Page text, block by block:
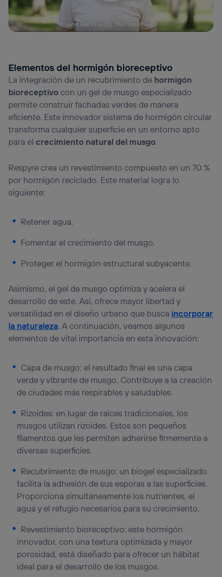
Elementos del hormigón bioreceptivo
La integración de un recubrimiento de hormigón
bioreceptivocon un gel de musgo especializado
permite construir fachadas verdes de manera
eficiente. Este innovador sistema de hormigón circular
transforma cualquier superficie en un entorno apto
para elcrecimiento natural del musgo.
Respyre crea un revestimiento compuesto en un 70 %
por hormigón reciclado. Este material logra lo
siguiente:
Retener agua.
Fomentar el crecimiento del musgo.
Proteger el hormigón estructural subyacente.
Asimismo, el gel de musgo optimiza y acelera el
desarrollo de este. Así, ofrece mayor libertad y
versatilidad en el diseño urbano que busca incorporar
la naturaleza. A continuación, veamos algunos
elementos de vital importancia en esta innovación:
Capa de musgo: el resultado final es una capa
verde y vibrante de musgo. Contribuye a la creación
de ciudades más respirables y saludables.
Rizoides: en lugar de raíces tradicionales, los
musgos utilizan rizoides. Estos son pequeños
filamentos que les permiten adherirse firmemente a
diversas superficies.
Recubrimiento de musgo: un biogel especializado
facilita la adhesión de sus esporas a las superficies.
Proporciona simultáneamente los nutrientes, el
agua y el refugio necesarios para su crecimiento.
Revestimiento bioreceptivo: este hormigón
innovador, con una textura optimizada y mayor
porosidad, está diseñado para ofrecer un hábitat
ideal para el desarrollo de los musgos.